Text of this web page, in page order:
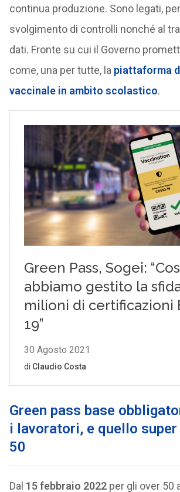
continua produzione. Sono legati,
svolgimento di controlli nonché al
dati. Fronte su cui il Governo
come, una per tutte, la piattaforma
vaccinale in ambito scolastico.
Green pass base
i lavoratori, e quello
50
Dal 15 febbraio 2022per gli over 50